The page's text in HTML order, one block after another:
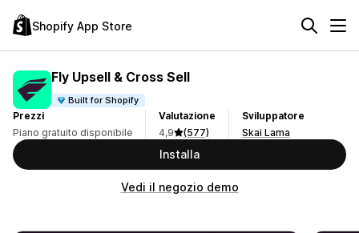
Shopify App Store
Fly Upsell & Cross Sell
Built for Shopify
Prezzi
Piano gratuito disponibile
Valutazione
4,9
(577)
Sviluppatore
Skai Lama
Installa
Vedi il negozio demo